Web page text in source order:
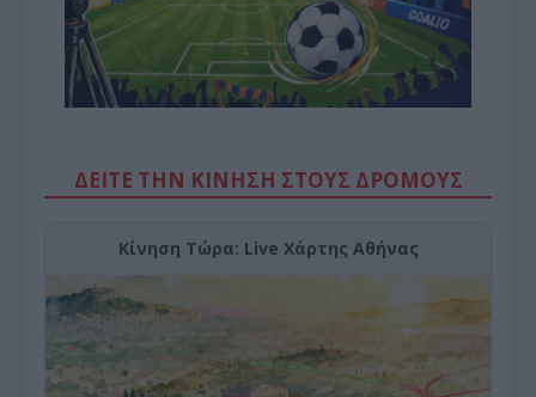
ΔΕΙΤΕ ΤΗΝ ΚΙΝΗΣΗ ΣΤΟΥΣ ΔΡΌΜΟΥΣ
Κίνηση Τώρα: Live Χάρτης Αθήνας